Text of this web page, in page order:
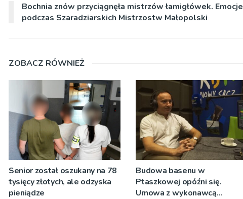
Bochnia znów przyciągnęła mistrzów łamigłówek. Emocje
podczas Szaradziarskich Mistrzostw Małopolski
ZOBACZ RÓWNIEŻ
Senior został oszukany na 78
tysięcy złotych, ale odzyska
pieniądze
Budowa basenu w
Ptaszkowej opóźni się.
Umowa z wykonawcą